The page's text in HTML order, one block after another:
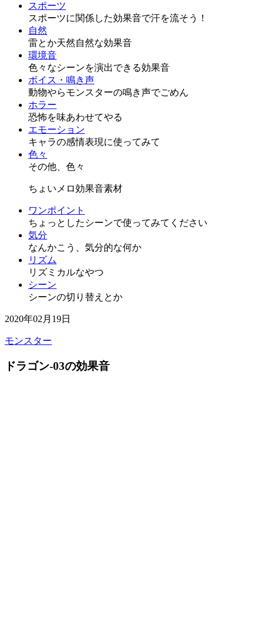
スポーツ
スポーツに関係した効果音で汗を流そう！
自然
雷とか天然自然な効果音
環境音
色々なシーンを演出できる効果音
ボイス・鳴き声
動物やらモンスターの鳴き声でごめん
ホラー
恐怖を味あわせてやる
エモーション
キャラの感情表現に使ってみて
色々
その他、色々
ちょいメロ効果音素材
ワンポイント
ちょっとしたシーンで使ってみてください
気分
なんかこう、気分的な何か
リズム
リズミカルなやつ
シーン
シーンの切り替えとか
2020年02月19日
モンスター
ドラゴン-03の効果音